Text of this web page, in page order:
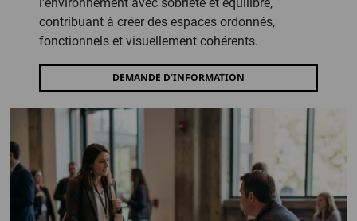
contribuant à créer des espaces ordonnés,
fonctionnels et visuellement cohérents.
DEMANDE D'INFORMATION